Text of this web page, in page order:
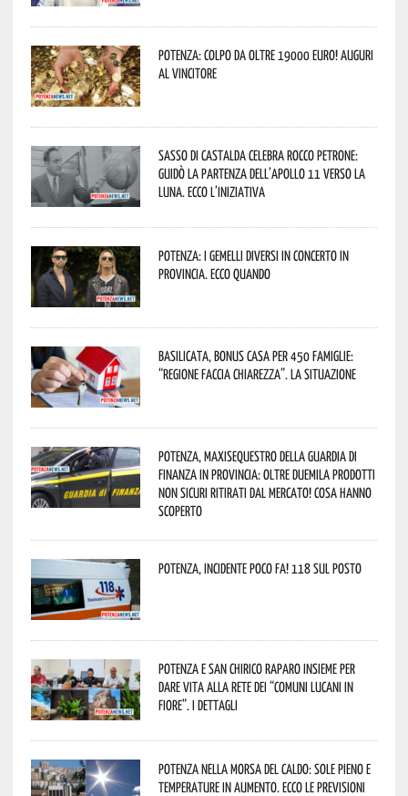
Potenza: colpo da oltre 19000 Euro! Auguri
al vincitore
Sasso di Castalda celebra Rocco Petrone:
guidò la partenza dell’Apollo 11 verso la
Luna. Ecco l’iniziativa
Potenza: i Gemelli DiVersi in concerto in
provincia. Ecco quando
Basilicata, Bonus casa per 450 famiglie:
“Regione faccia chiarezza”. La situazione
Potenza, maxisequestro della Guardia di
Finanza in provincia: oltre duemila prodotti
non sicuri ritirati dal mercato! Cosa hanno
scoperto
Potenza, incidente poco fa! 118 sul posto
Potenza e San Chirico Raparo insieme per
dare vita alla rete dei “Comuni Lucani in
Fiore”. I dettagli
Potenza nella morsa del caldo: sole pieno e
temperature in aumento. Ecco le previsioni